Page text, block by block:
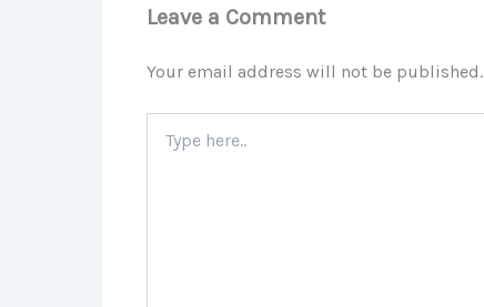
Leave a Comment
Your email address will not be published.
here..